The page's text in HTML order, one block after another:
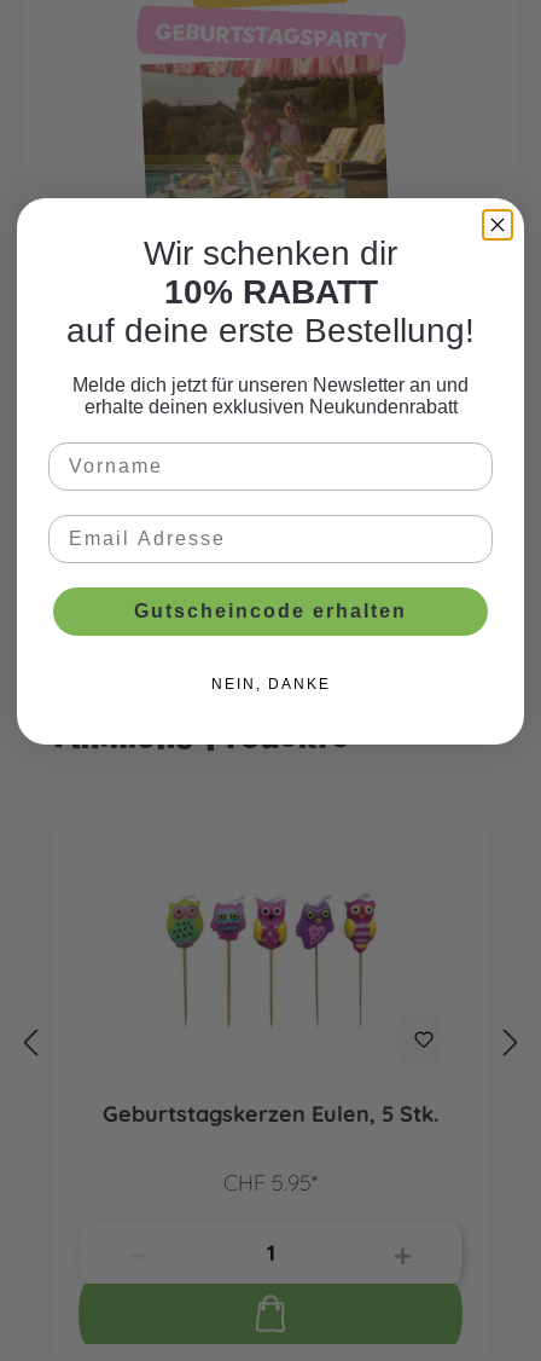
GEBURTSTAGSPARTY
Hier finden Sie viele weitere Produkte
zum Motto.
WEITERE PRODUKTE
Beschreibung
Ähnliche Produkte
Geburtstagskerzen Eulen, 5 Stk.
CHF 5.95*
Wir schenken dir
10% RABATT
auf deine erste Bestellung!
Melde dich jetzt für unseren Newsletter an und
erhalte deinen exklusiven Neukundenrabatt
Gutscheincode erhalten
NEIN, DANKE